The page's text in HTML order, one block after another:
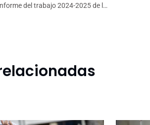
del trabajo 2024-2025 de la